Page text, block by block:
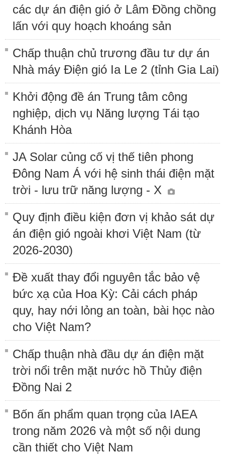
các dự án điện gió ở Lâm Đồng chồng
lấn với quy hoạch khoáng sản
Chấp thuận chủ trương đầu tư dự án
Nhà máy Điện gió Ia Le 2 (tỉnh Gia Lai)
Khởi động đề án Trung tâm công
nghiệp, dịch vụ Năng lượng Tái tạo
Khánh Hòa
JA Solar củng cố vị thế tiên phong
Đông Nam Á với hệ sinh thái điện mặt
trời - lưu trữ năng lượng - X
Quy định điều kiện đơn vị khảo sát dự
án điện gió ngoài khơi Việt Nam (từ
2026-2030)
Đề xuất thay đổi nguyên tắc bảo vệ
bức xạ của Hoa Kỳ: Cải cách pháp
quy, hay nới lỏng an toàn, bài học nào
cho Việt Nam?
Chấp thuận nhà đầu dự án điện mặt
trời nổi trên mặt nước hồ Thủy điện
Đồng Nai 2
Bốn ấn phẩm quan trọng của IAEA
trong năm 2026 và một số nội dung
cần thiết cho Việt Nam